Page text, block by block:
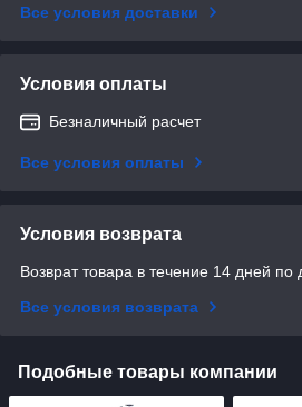
Все условия доставки
Условия оплаты
Безналичный расчет
Все условия оплаты
Условия возврата
Возврат товара в течение 14 дней по
Все условия возврата
Подобные товары компании